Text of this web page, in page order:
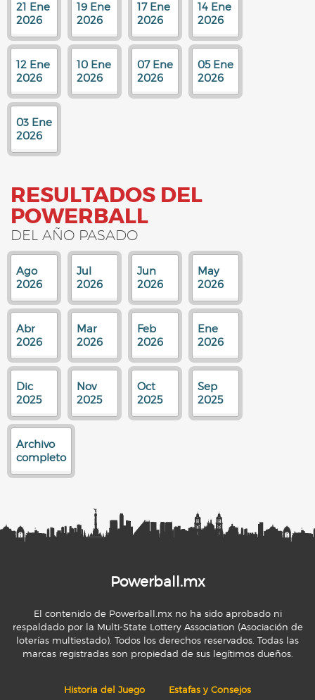
21 Ene
2026
19 Ene
2026
17 Ene
2026
14 Ene
2026
12 Ene
2026
10 Ene
2026
07 Ene
2026
05 Ene
2026
03 Ene
2026
RESULTADOS DEL
POWERBALL
DEL AÑO PASADO
Ago
2026
Jul
2026
Jun
2026
May
2026
Abr
2026
Mar
2026
Feb
2026
Ene
2026
Dic
2025
Nov
2025
Oct
2025
Sep
2025
Archivo
completo
Powerball.mx
El contenido de Powerball.mx no ha sido aprobado ni
respaldado por la Multi-State Lottery Association (Asociación de
loterías multiestado). Todos los derechos reservados. Todas las
marcas registradas son propiedad de sus legítimos dueños.
Historia del Juego Estafas y Consejos